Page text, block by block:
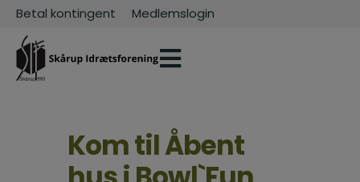
Betal kontingent Medlemslogin
Kom til Åbent